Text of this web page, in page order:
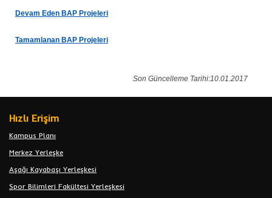
Devam Eden BAP Projeleri
Tamamlanan BAP Projeleri
Son Güncelleme Tarihi:10.01.2017
Hızlı Erişim
Kampus Planı
Merkez Yerleşke
Aşağı Kayabaşı Yerleşkesi
Spor Bilimleri Fakültesi Yerleşkesi